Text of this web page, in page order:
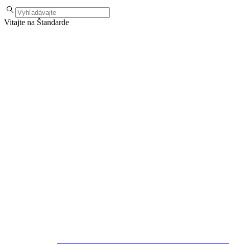
Vitajte na Štandarde